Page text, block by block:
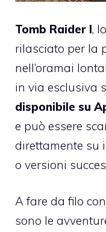
Tomb Raider I,
rilasciato per la
nell’oramai
in via esclusiva
disponibile su
e può essere
direttamente su
o versioni
A fare da filo
sono le